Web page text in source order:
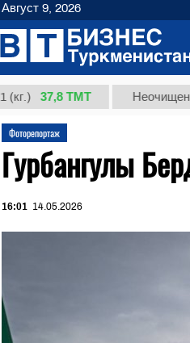
37,8 ТМТ Неочищенная
Фоторепортаж
Гурбангулы
16:01 14.05.2026
Август 9, 2026